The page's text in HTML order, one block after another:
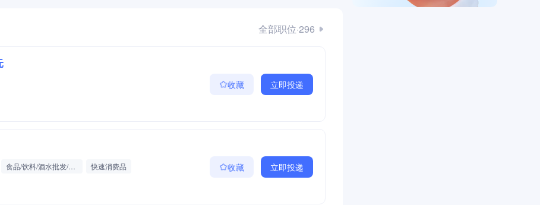
全部职位·296
收藏 立即投递
食品/饮料/酒水批发/零售/贸易
快速消费品
收藏 立即投递